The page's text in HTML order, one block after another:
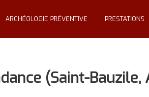
ARCHÉOLOGIE PRÉVENTIVE PRESTATIONS
(Saint-Bauzile,